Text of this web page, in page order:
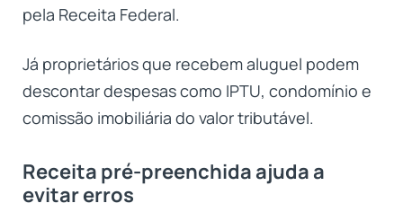
pela Receita Federal.
Já proprietários que recebem aluguel podem
descontar despesas como IPTU, condomínio e
comissão imobiliária do valor tributável.
Receita pré-preenchida ajuda a
evitar erros